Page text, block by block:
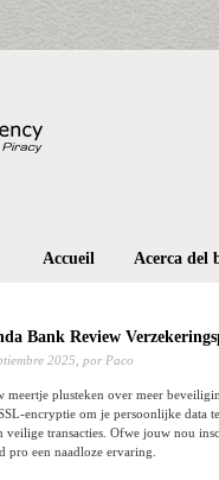
Accueil Acerca del
Bank Review
2025, por Paco
meertje plusteken over meer
encryptie om je persoonlijke data
veilige transacties. Ofwe jouw nou
pro een naadloze ervaring.